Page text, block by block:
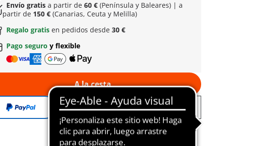
Envío gratis a partir de 60 €(Península y Baleares) | a
partir de 150 €(Canarias, Ceuta y Melilla)
Regalo gratis en pedidos desde 30 €
Pago seguro y flexible
A la cesta